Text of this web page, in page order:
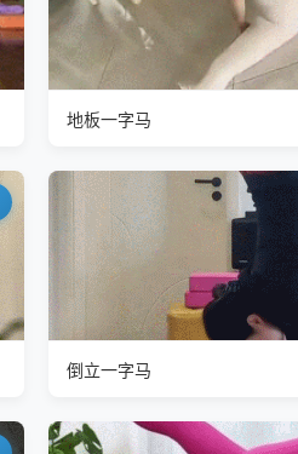
地板一字马
倒立一字马